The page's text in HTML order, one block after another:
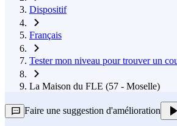
Dispositif
Français
Tester mon niveau pour trouver un
La Maison du FLE (57 - Moselle)
Faire une suggestion d'amélioration